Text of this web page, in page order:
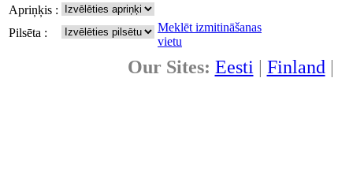
Apriņķis :
Pilsēta :
Meklēt izmitināšanas
vietu
Our Sites: Eesti | Finland |